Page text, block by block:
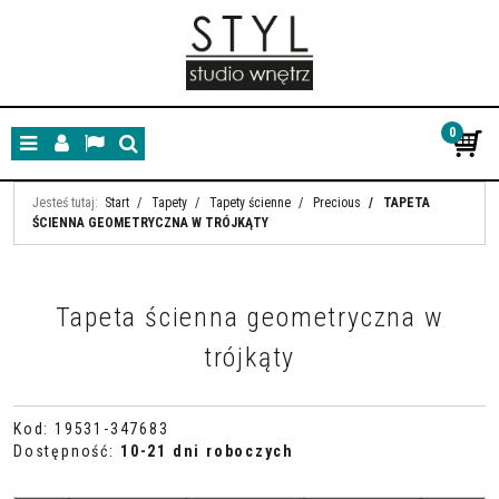
MenuPanelLangSzukaj
0
Jesteś tutaj: Start / Tapety / Tapety ścienne / Precious /
TAPETA
ŚCIENNA GEOMETRYCZNA W TRÓJKĄTY
Tapeta ścienna geometryczna w
trójkąty
Kod : 19531-347683
Dostępność: 10-21 dni roboczych